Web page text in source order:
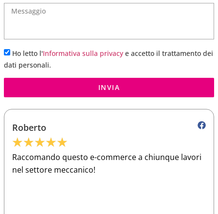
Ho letto l'Informativa sulla privacy e accetto il trattamento dei
dati personali.
INVIA
Roberto
★★★★★
Raccomando questo e-commerce a chiunque lavori
nel settore meccanico!